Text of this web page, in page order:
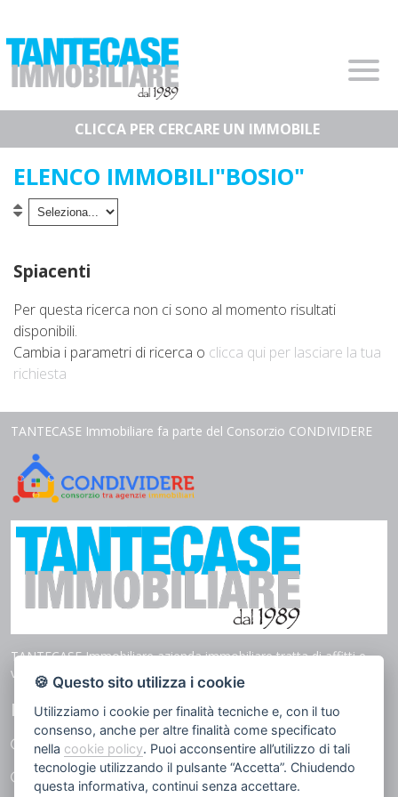
Chi Siamo
Immobili In Vendita
Immobili In Affitto
Servizi
I Nostri Servizi
Proponi Un Immobile
Valuta Un Immobile
Contatti
ELENCO IMMOBILI"BOSIO"
Spiacenti
Per questa ricerca non ci sono al momento risultati
disponibili.
Cambia i parametri di ricerca o clicca qui per lasciare la tua
richiesta
TANTECASE Immobiliare fa parte del Consorzio CONDIVIDERE
TANTECASE Immobiliare azienda immobiliare tratta di affitti e
vendita in tutto il territorio di Genova.
LINK UTILI
I nostri immobili
Servizi
🍪 Questo sito utilizza i cookie
Utilizziamo i cookie per finalità tecniche e, con il tuo
consenso, anche per altre finalità come specificato
nella cookie policy. Puoi acconsentire all’utilizzo di tali
tecnologie utilizzando il pulsante “Accetta”. Chiudendo
questa informativa, continui senza accettare.